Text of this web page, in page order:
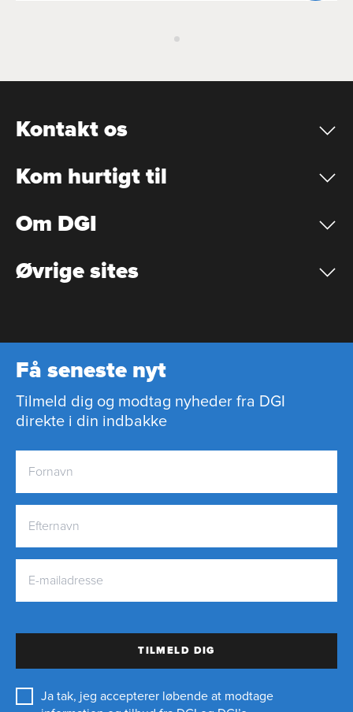
Kontakt os
Kom hurtigt til
Om DGI
Øvrige sites
Få seneste nyt
Tilmeld dig og modtag nyheder fra DGI
direkte i din indbakke
TILMELD DIG
Ja tak, jeg accepterer løbende at modtage